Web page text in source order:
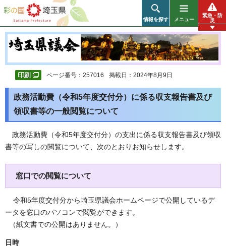
彩の国 埼玉県
情報を探す メニュー
緊急・防
災
ページ番号：257016 掲載日：2024年8月9日
政務活動費（令和5年度交付分）に係る収支報告書及び
領収書等の一般閲覧について
政務活動費（令和5年度交付分）の支出に係る収支報告書及び領収
書等の写しの閲覧について、次のとおりお知らせします。
窓口での閲覧について
令和5年度交付分から埼玉県議会ホームページで公開しているデ
ータを窓口のパソコンで閲覧ができます。
（紙文書での公開はありません。）
日時